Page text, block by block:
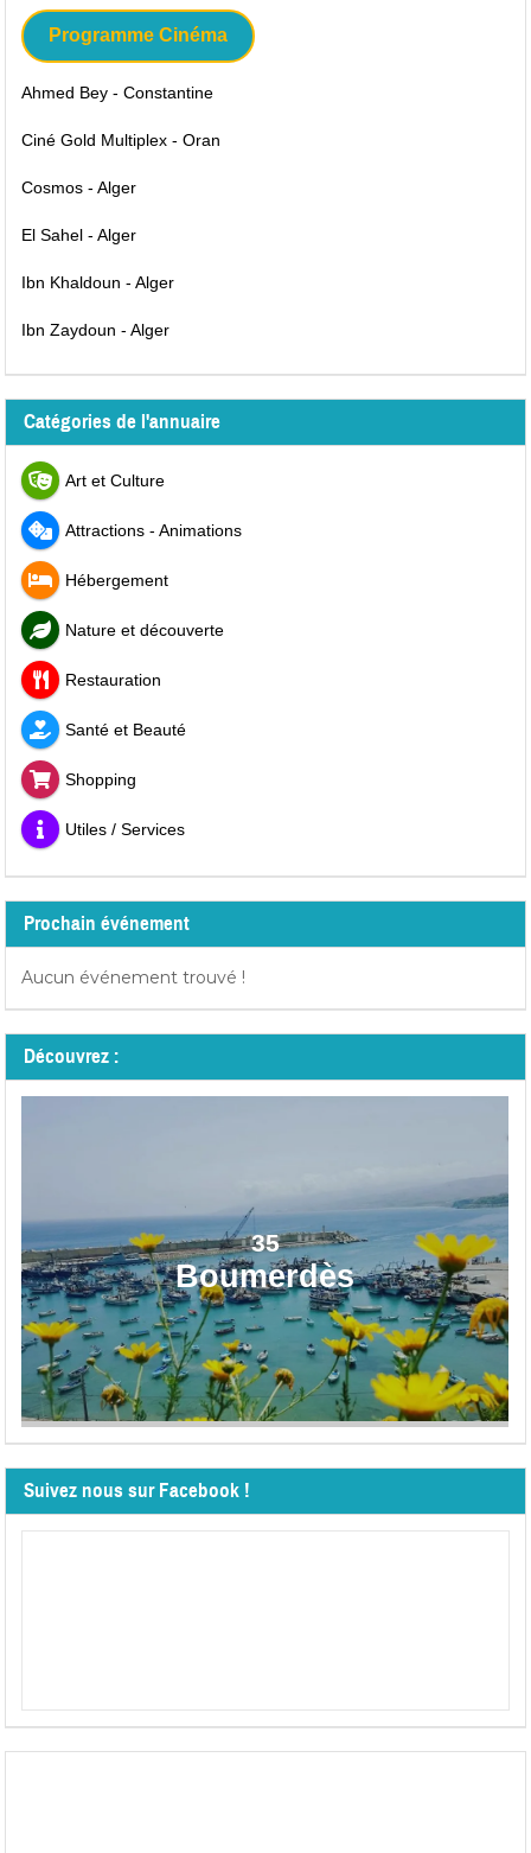
Programme Cinéma
Ahmed Bey - Constantine
Ciné Gold Multiplex - Oran
Cosmos - Alger
El Sahel - Alger
Ibn Khaldoun - Alger
Ibn Zaydoun - Alger
Catégories de l'annuaire
Art et Culture
Attractions - Animations
Hébergement
Nature et découverte
Restauration
Santé et Beauté
Shopping
Utiles / Services
Prochain événement
Aucun événement trouvé !
Découvrez :
35
Boumerdès
Suivez nous sur Facebook !